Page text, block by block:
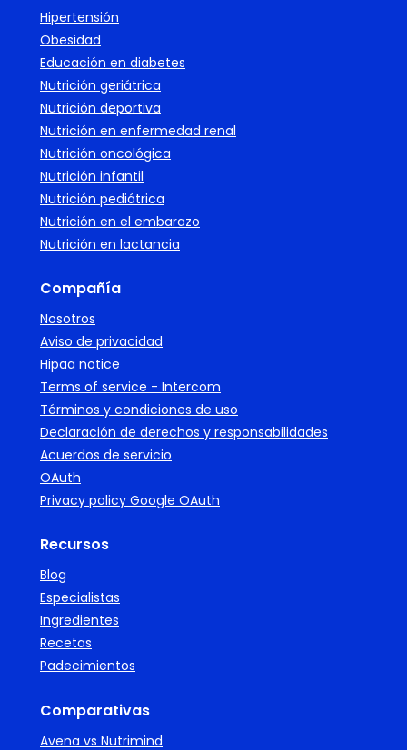
Hipertensión
Obesidad
Educación en diabetes
Nutrición geriátrica
Nutrición deportiva
Nutrición en enfermedad renal
Nutrición oncológica
Nutrición infantil
Nutrición pediátrica
Nutrición en el embarazo
Nutrición en lactancia
Compañía
Nosotros
Aviso de privacidad
Hipaa notice
Terms of service - Intercom
Términos y condiciones de uso
Declaración de derechos y responsabilidades
Acuerdos de servicio
OAuth
Privacy policy Google OAuth
Recursos
Blog
Especialistas
Ingredientes
Recetas
Padecimientos
Comparativas
Avena vs Nutrimind